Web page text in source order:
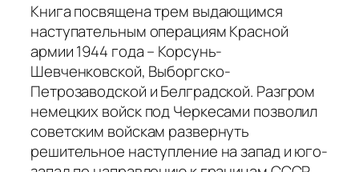
Книга посвящена трем выдающимся
наступательным операциям Красной
армии 1944 года – Корсунь-
Шевченковской, Выборгско-
Петрозаводской и Белградской. Разгром
немецких войск под Черкесами позволил
советским войскам развернуть
решительное наступление на запад и юго-